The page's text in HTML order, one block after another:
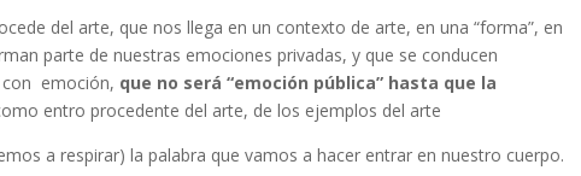
del arte, que nos llega en un contexto de arte, en una “forma”, en
parte de nuestras emociones privadas, y que se conducen
emoción, que no será “emoción pública” hasta que la
entro procedente del arte, de los ejemplos del arte
a respirar) la palabra que vamos a hacer entrar en nuestro cuerpo.